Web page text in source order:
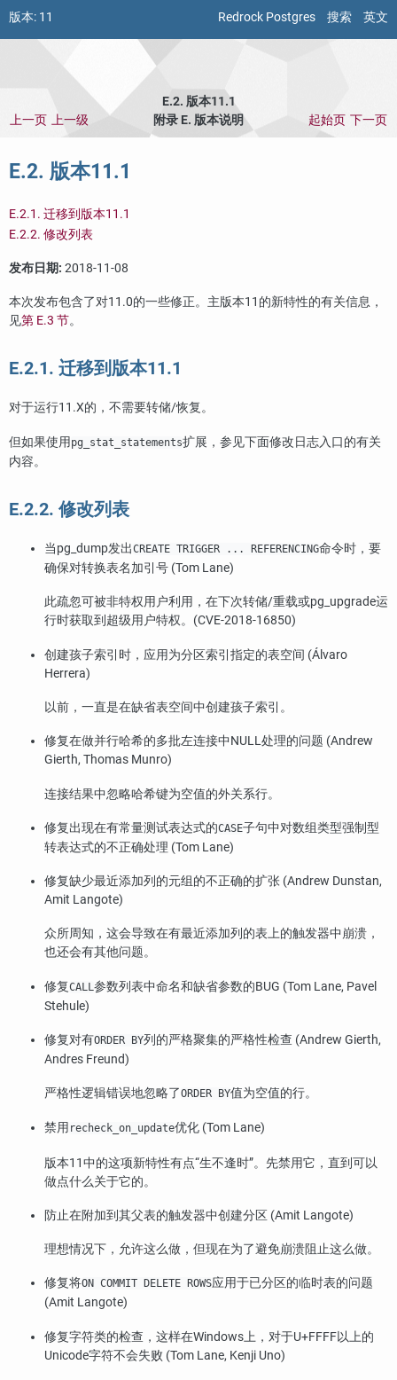
Redrock Postgres 搜索 英文
版本: 11
E.2. 版本11.1
上一页 上一级 附录 E. 版本说明 起始页 下一页
E.2. 版本11.1
E.2.1. 迁移到版本11.1
E.2.2. 修改列表
发布日期: 2018-11-08
本次发布包含了对11.0的一些修正。主版本11的新特性的有关信息，
见第 E.3 节。
E.2.1. 迁移到版本11.1
对于运行11.X的，不需要转储/恢复。
但如果使用 pg_stat_statements扩展，参见下面修改日志入口的有关
内容。
E.2.2. 修改列表
当pg_dump发出CREATE TRIGGER ... REFERENCING命令时，要
确保对转换表名加引号 (Tom Lane)
此疏忽可被非特权用户利用，在下次转储/重载或pg_upgrade运
行时获取到超级用户特权。(CVE-2018-16850)
创建孩子索引时，应用为分区索引指定的表空间 (Álvaro
Herrera)
以前，一直是在缺省表空间中创建孩子索引。
修复在做并行哈希的多批左连接中NULL处理的问题 (Andrew
Gierth, Thomas Munro)
连接结果中忽略哈希键为空值的外关系行。
修复出现在有常量测试表达式的CASE子句中对数组类型强制型
转表达式的不正确处理 (Tom Lane)
修复缺少最近添加列的元组的不正确的扩张 (Andrew Dunstan,
Amit Langote)
众所周知，这会导致在有最近添加列的表上的触发器中崩溃，
也还会有其他问题。
修复CALL 参数列表中命名和缺省参数的BUG (Tom Lane, Pavel
Stehule)
修复对有ORDER BY列的严格聚集的严格性检查 (Andrew Gierth,
Andres Freund)
严格性逻辑错误地忽略了ORDER BY值为空值的行。
禁用 recheck_on_update优化 (Tom Lane)
版本11中的这项新特性有点“生不逢时”。先禁用它，直到可以
做点什么关于它的。
防止在附加到其父表的触发器中创建分区 (Amit Langote)
理想情况下，允许这么做，但现在为了避免崩溃阻止这么做。
修复将ON COMMIT DELETE ROWS应用于已分区的临时表的问题
(Amit Langote)
修复字符类的检查，这样在Windows上，对于U+FFFF以上的
Unicode字符不会失败 (Tom Lane, Kenji Uno)